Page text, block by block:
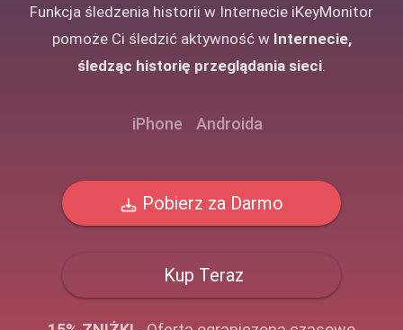
Funkcja śledzenia historii w Internecie iKeyMonitor
pomoże Ci śledzić aktywność w Internecie,
śledząc historię przeglądania sieci.
iPhone Androida
Pobierz za Darmo
Kup Teraz